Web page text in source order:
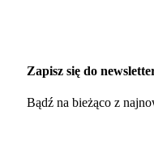
Zapisz się do
Bądź na bieżąco z